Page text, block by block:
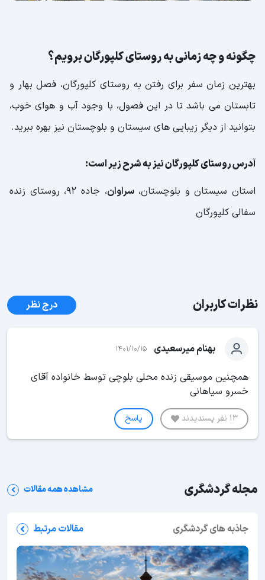
چگونه و چه زمانی به روستای کلپورگان برویم؟
بهترین زمان سفر برای رفتن به روستای کلپورگان، فصل بهار و
تابستان می باشد تا در این فصول، با وجود آب و هوای خوب،
بتوانید از دیگر زیبایی های سیستان و بلوچستان نیز بهره ببرید.
آدرس روستای کلپورگان نیز به شرح زیر است:
استان سیستان و بلوچستان،سراوان
، جاده 92، روستای زنده
سفالی کلپورگان
نظرات کاربران درج نظر
بهنام میرسعیدی 1401/10/15
همچنین موسیقی زنده محلی بلوچی توسط خانواده آقای
خسرو سیاهانی
13 نفر پسندیدند پاسخ
مجله گردشگری مشاهده همه مقالات
جاذبه های گردشگری مقالات مرتبط